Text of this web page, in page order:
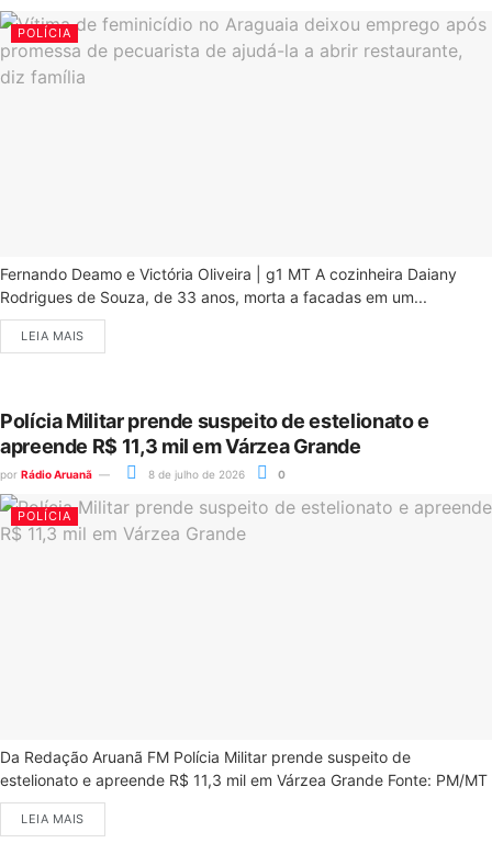
POLÍCIA
Fernando Deamo e Victória Oliveira | g1 MT A cozinheira Daiany
Rodrigues de Souza, de 33 anos, morta a facadas em um...
LEIA MAIS
Polícia Militar prende suspeito de estelionato e
apreende R$ 11,3 mil em Várzea Grande
por Rádio Aruanã 8 de julho de 2026 0
POLÍCIA
Da Redação Aruanã FM Polícia Militar prende suspeito de
estelionato e apreende R$ 11,3 mil em Várzea Grande Fonte: PM/MT
LEIA MAIS